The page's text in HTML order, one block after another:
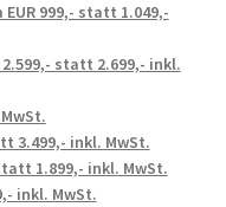
999,- statt 1.049,-
statt 2.699,- inkl.
3.499,- inkl. MwSt.
1.899,- inkl. MwSt.
inkl. MwSt.